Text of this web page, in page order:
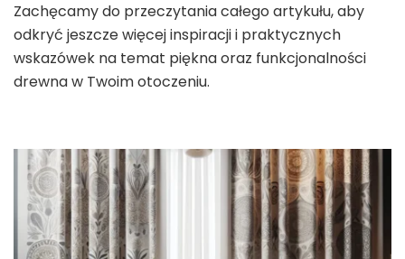
Zachęcamy do przeczytania całego artykułu, aby
odkryć jeszcze więcej inspiracji i praktycznych
wskazówek na temat piękna oraz funkcjonalności
drewna w Twoim otoczeniu.